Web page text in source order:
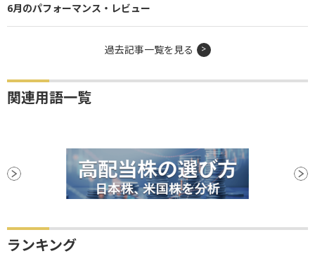
6月のパフォーマンス・レビュー
過去記事一覧を見る
関連用語一覧
ランキング